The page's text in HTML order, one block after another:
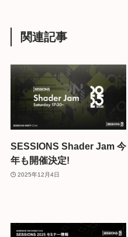
関連記事
SESSIONS Shader Jam 今
年も開催決定!
2025年12月4日